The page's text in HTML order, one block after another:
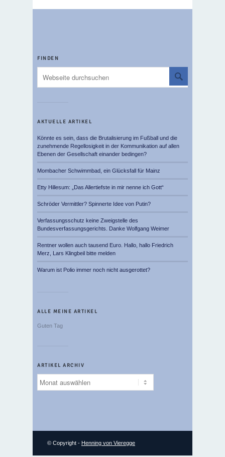
FINDEN
AKTUELLE ARTIKEL
Könnte es sein, dass die Brutalisierung im Fußball und die
zunehmende Regellosigkeit in der Kommunikation auf allen
Ebenen der Gesellschaft einander bedingen?
Mombacher Schwimmbad, ein Glücksfall für Mainz
Etty Hillesum: „Das Allertiefste in mir nenne ich Gott“
Schröder Vermittler? Spinnerte Idee von Putin?
Verfassungsschutz keine Zweigstelle des
Bundesverfassungsgerichts. Danke Wolfgang Weimer
Rentner wollen auch tausend Euro. Hallo, hallo Friedrich
Merz, Lars Klingbeil bitte melden
Warum ist Polio immer noch nicht ausgerottet?
ALLE MEINE ARTIKEL
Guten Tag
ARTIKEL ARCHIV
Artikel
Archiv
© Copyright - Henning von Vieregge